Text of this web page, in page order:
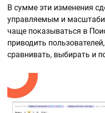
В сумме эти изменения
управляемым и
чаще показываться в
приводить
сравнивать, выбирать и